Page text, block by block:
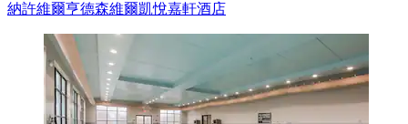
納許維爾亨德森維爾凱悅嘉軒酒店